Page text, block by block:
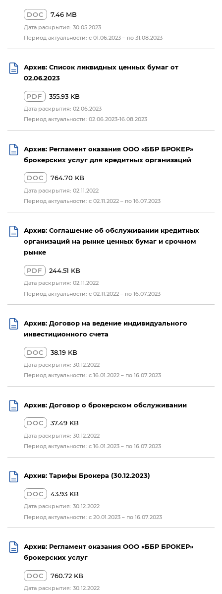
DOC 7.46 MB
Дата раскрытия: 30.05.2023
Период актуальности: с 01.06.2023 – по 31.08.2023
Архив: Список ликвидных ценных бумаг от
02.06.2023
PDF 355.93 KB
Дата раскрытия: 02.06.2023
Период актуальности: 02.06.2023-16.08.2023
Архив: Регламент оказания ООО «ББР БРОКЕР»
брокерских услуг для кредитных организаций
DOC 764.70 KB
Дата раскрытия: 02.11.2022
Период актуальности: с 02.11.2022 – по 16.07.2023
Архив: Соглашение об обслуживании кредитных
организаций на рынке ценных бумаг и срочном
рынке
PDF 244.51 KB
Дата раскрытия: 02.11.2022
Период актуальности: с 02.11.2022 – по 16.07.2023
Архив: Договор на ведение индивидуального
инвестиционного счета
DOC 38.19 KB
Дата раскрытия: 30.12.2022
Период актуальности: с 16.01.2022 – по 16.07.2023
Архив: Договор о брокерском обслуживании
DOC 37.49 KB
Дата раскрытия: 30.12.2022
Период актуальности: с 16.01.2023 – по 16.07.2023
Архив: Тарифы Брокера (30.12.2023)
DOC 43.93 KB
Дата раскрытия: 30.12.2022
Период актуальности: с 20.01.2023 – по 16.07.2023
Архив: Регламент оказания ООО «ББР БРОКЕР»
брокерских услуг
DOC 760.72 KB
Дата раскрытия: 30.12.2022